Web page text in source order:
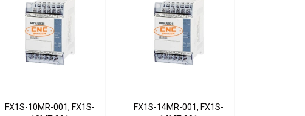
FX1S-10MR-001, FX1S-
FX1S-14MR-001, FX1S-